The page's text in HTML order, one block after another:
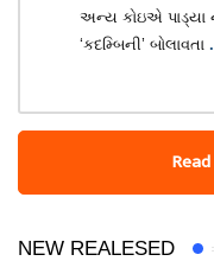
અન્ય કોઇએ પાડ્યા
‘કદમ્બિની’ બોલાવતા
NEW REALESED